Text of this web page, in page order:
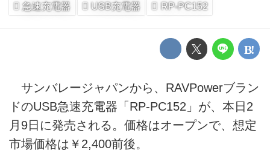
急速充電器
USB充電器 RP-PC152
サンバレージャパンから、RAVPowerブラン
ドのUSB急速充電器「RP-PC152」が、本日2
月9日に発売される。価格はオープンで、想定
市場価格は￥2,400前後。